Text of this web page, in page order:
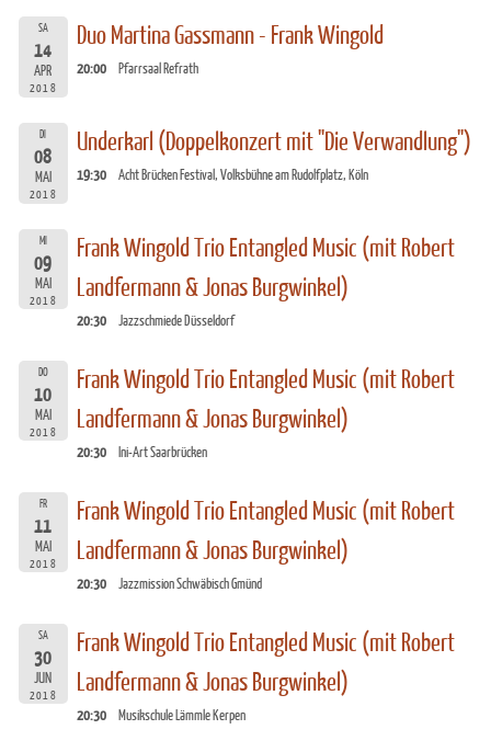
SA
14
APR
2018
Duo Martina Gassmann - Frank Wingold
20:00 Pfarrsaal Refrath
DI
08
MAI
2018
Underkarl (Doppelkonzert mit "Die Verwandlung")
19:30 Acht Brücken Festival, Volksbühne am Rudolfplatz, Köln
MI
09
MAI
2018
Frank Wingold Trio Entangled Music (mit Robert
Landfermann & Jonas Burgwinkel)
20:30 Jazzschmiede Düsseldorf
DO
10
MAI
2018
Frank Wingold Trio Entangled Music (mit Robert
Landfermann & Jonas Burgwinkel)
20:30 Ini-Art Saarbrücken
FR
11
MAI
2018
Frank Wingold Trio Entangled Music (mit Robert
Landfermann & Jonas Burgwinkel)
20:30 Jazzmission Schwäbisch Gmünd
SA
30
JUN
2018
Frank Wingold Trio Entangled Music (mit Robert
Landfermann & Jonas Burgwinkel)
20:30 Musikschule Lämmle Kerpen